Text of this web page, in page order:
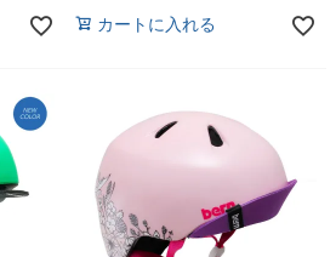
カートに入れる